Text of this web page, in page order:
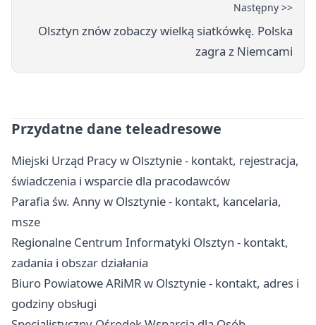
Następny >>
Olsztyn znów zobaczy wielką siatkówkę. Polska
zagra z Niemcami
Przydatne dane teleadresowe
Miejski Urząd Pracy w Olsztynie - kontakt, rejestracja,
świadczenia i wsparcie dla pracodawców
Parafia św. Anny w Olsztynie - kontakt, kancelaria,
msze
Regionalne Centrum Informatyki Olsztyn - kontakt,
zadania i obszar działania
Biuro Powiatowe ARiMR w Olsztynie - kontakt, adres i
godziny obsługi